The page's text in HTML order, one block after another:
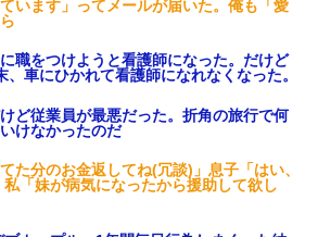
います」ってメールが届いた。俺も「愛
職をつけようと看護師になった。だけど
車にひかれて看護師になれなくなった。
ど従業員が最悪だった。折角の旅行で何
けなかったのだ
た分のお金返してね(冗談)」息子「はい、
「妹が病気になったから援助して欲し